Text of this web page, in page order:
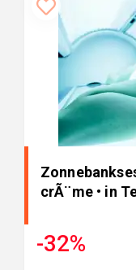
crÃ¨me • in
-32%